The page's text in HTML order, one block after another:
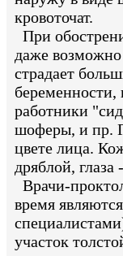
кровоточат.
При
даже
страдает
работники
шоферы, и пр.
цвете лица.
дряблой,
Врачи-
время
участок